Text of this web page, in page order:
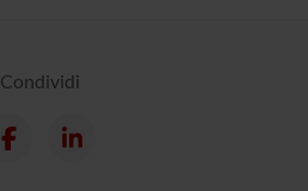
Condividi